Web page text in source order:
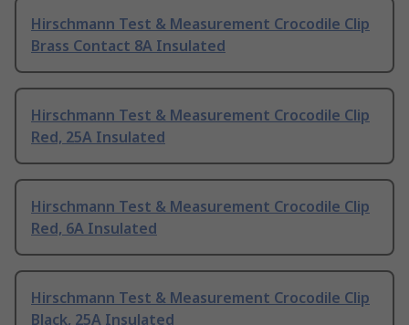
Hirschmann Test & Measurement Crocodile Clip
Brass Contact 8A Insulated
Hirschmann Test & Measurement Crocodile Clip
Red, 25A Insulated
Hirschmann Test & Measurement Crocodile Clip
Red, 6A Insulated
Hirschmann Test & Measurement Crocodile Clip
Black, 25A Insulated